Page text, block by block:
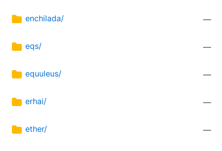
enchilada/ —
eqs/ —
equuleus/ —
erhai/ —
ether/ —